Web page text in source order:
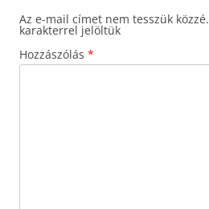
Az e-mail címet nem tesszük közzé.
karakterrel jelöltük
Hozzászólás *